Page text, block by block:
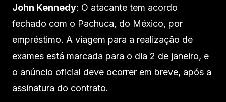
John Kennedy: O atacante tem acordo
fechado com o Pachuca, do México, por
empréstimo. A viagem para a realização de
exames está marcada para o dia 2 de janeiro, e
o anúncio oficial deve ocorrer em breve, após a
assinatura do contrato.